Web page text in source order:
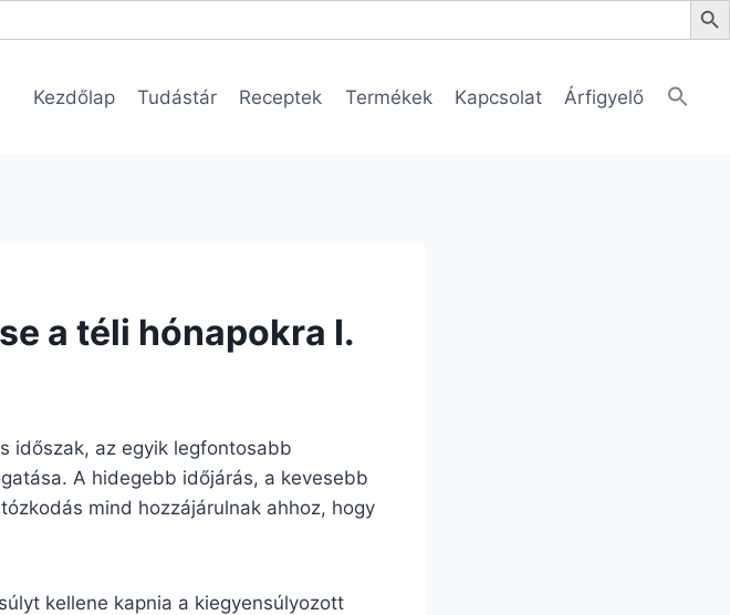
Kezdőlap Tudástár Receptek Termékek Kapcsolat Árfigyelő
a téli hónapokra I.
időszak, az egyik legfontosabb
A hidegebb időjárás, a kevesebb
mind hozzájárulnak ahhoz, hogy
kellene kapnia a kiegyensúlyozott